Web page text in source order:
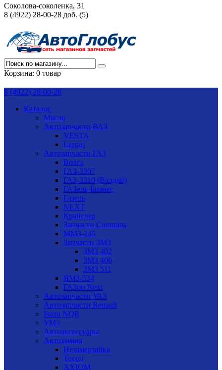
Соколова-соколенка, 31
8 (4922) 28-00-28 доб. (5)
Корзина: 0 товар
8 (4922) 28-00-28
Каталог
Масло
Автозапчасти ВАЗ
VESTA
Largus
Автозапчасти ГАЗ
Волга
ГАЗ-3307
ГАЗ-3310 (Валдай)
ГАЗель-Бизнес
Газель
NEXT
Крайслер
Запчасти Cummins
ММЗ-245
Запчасти ЗМЗ
ЗМЗ 402
ЗМЗ 406
ЗМЗ 511
ЯМЗ-534
ГАЗон Next
Автозапчасти УАЗ
Автозапчасти Renault
Isuzu NQR
УМЗ
Автоаксессуары
Автохимия
Незамерзайка
Тосол
AXIOM